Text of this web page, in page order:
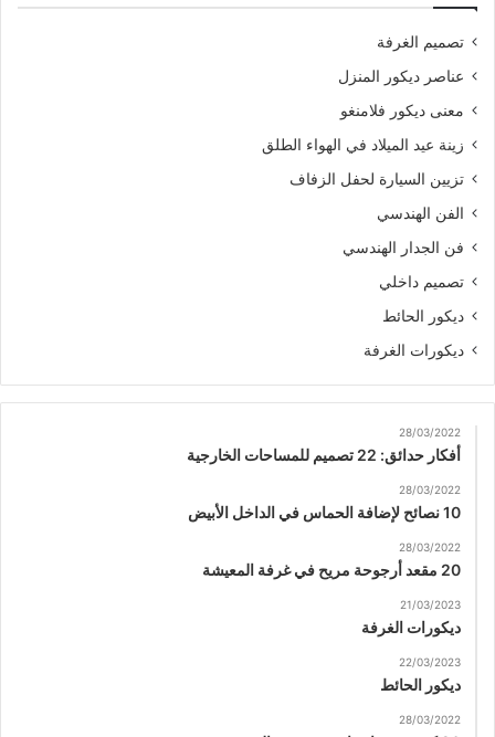
تصميم الغرفة
عناصر ديكور المنزل
معنى ديكور فلامنغو
زينة عيد الميلاد في الهواء الطلق
تزيين السيارة لحفل الزفاف
الفن الهندسي
فن الجدار الهندسي
تصميم داخلي
ديكور الحائط
ديكورات الغرفة
28/03/2022
أفكار حدائق: 22 تصميم للمساحات الخارجية
28/03/2022
10 نصائح لإضافة الحماس في الداخل الأبيض
28/03/2022
20 مقعد أرجوحة مريح في غرفة المعيشة
21/03/2023
ديكورات الغرفة
22/03/2023
ديكور الحائط
28/03/2022